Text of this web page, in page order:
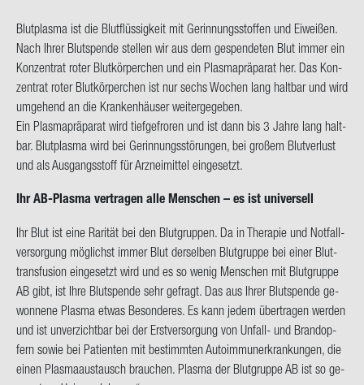
Blut­plas­ma ist die Blut­flüs­sig­keit mit Ge­rin­nungs­stof­fen und Ei­wei­ßen.
Nach Ihrer Blut­spen­de stel­len wir aus dem ge­spen­de­ten Blut immer ein
Kon­zen­trat roter Blut­kör­per­chen und ein Plas­ma­prä­pa­rat her. Das Kon­
zen­trat roter Blut­kör­per­chen ist nur sechs Wo­chen lang halt­bar und wird
um­ge­hend an die Kran­ken­häu­ser wei­ter­ge­ge­ben.
Ein Plas­ma­prä­pa­rat wird tief­ge­fro­ren und ist dann bis 3 Jahre lang halt­
bar. Blut­plas­ma wird bei Ge­rin­nungs­stö­run­gen, bei gro­ßem Blut­ver­lust
und als Aus­gangs­stoff für Arz­nei­mit­tel ein­ge­setzt.
Ihr AB-​Plasma ver­tra­gen alle Men­schen – es ist uni­ver­sell
Ihr Blut ist eine Ra­ri­tät bei den Blut­grup­pen. Da in The­ra­pie und Not­fall­
ver­sor­gung mög­lichst immer Blut der­sel­ben Blut­grup­pe bei einer Blut­
trans­fu­si­on ein­ge­setzt wird und es so wenig Men­schen mit Blut­grup­pe
AB gibt, ist Ihre Blut­spen­de sehr ge­fragt. Das aus Ihrer Blut­spen­de ge­
won­ne­ne Plas­ma etwas Be­son­de­res. Es kann jedem über­tra­gen wer­den
und ist un­ver­zicht­bar bei der Erst­ver­sor­gung von Unfall-​ und Brand­op­
fern sowie bei Pa­ti­en­ten mit be­stimm­ten Au­to­im­mun­erkran­kun­gen, die
einen Plas­ma­aus­tausch brau­chen. Plas­ma der Blut­grup­pe AB ist so ge­